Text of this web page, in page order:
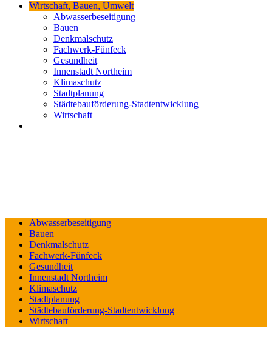
Wirtschaft, Bauen, Umwelt
Abwasserbeseitigung
Bauen
Denkmalschutz
Fachwerk-Fünfeck
Gesundheit
Innenstadt Northeim
Klimaschutz
Stadtplanung
Städtebauförderung-Stadtentwicklung
Wirtschaft
Abwasserbeseitigung
Bauen
Denkmalschutz
Fachwerk-Fünfeck
Gesundheit
Innenstadt Northeim
Klimaschutz
Stadtplanung
Städtebauförderung-Stadtentwicklung
Wirtschaft